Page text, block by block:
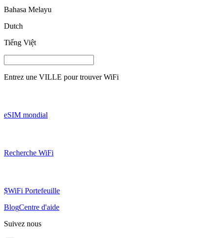
Bahasa Melayu
Dutch
Tiếng Việt
Entrez une VILLE pour trouver WiFi
eSIM mondial
Recherche WiFi
$WiFi Portefeuille
BlogCentre d'aide
Suivez nous